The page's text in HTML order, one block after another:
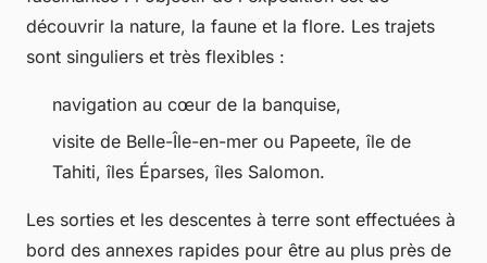
découvrir la nature, la faune et la flore. Les trajets
sont singuliers et très flexibles :
navigation au cœur de la banquise,
visite de Belle-Île-en-mer ou Papeete, île de
Tahiti, îles Éparses, îles Salomon.
Les sorties et les descentes à terre sont effectuées à
bord des annexes rapides pour être au plus près de